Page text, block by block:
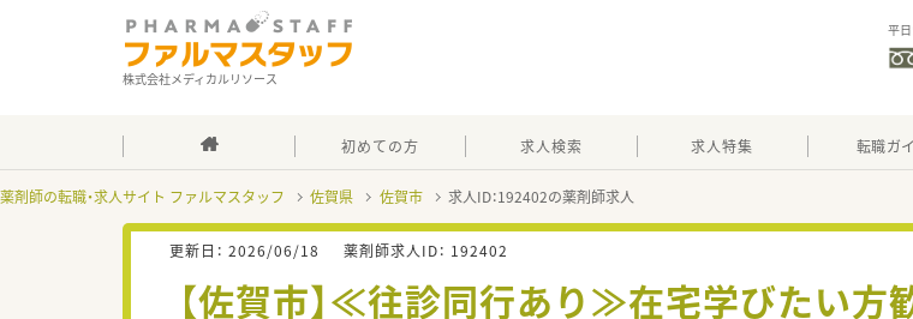
株式会社メディカルリソース
平
初めての方 求人検索 求人特集 転職ガ
薬剤師の転職・求人サイト ファルマスタッフ 佐賀県 佐賀市 求人ID：192402の薬剤師求人
更新日： 2026/06/18 薬剤師求人ID： 192402
【佐賀市】≪往診同行あり≫在宅学びたい方